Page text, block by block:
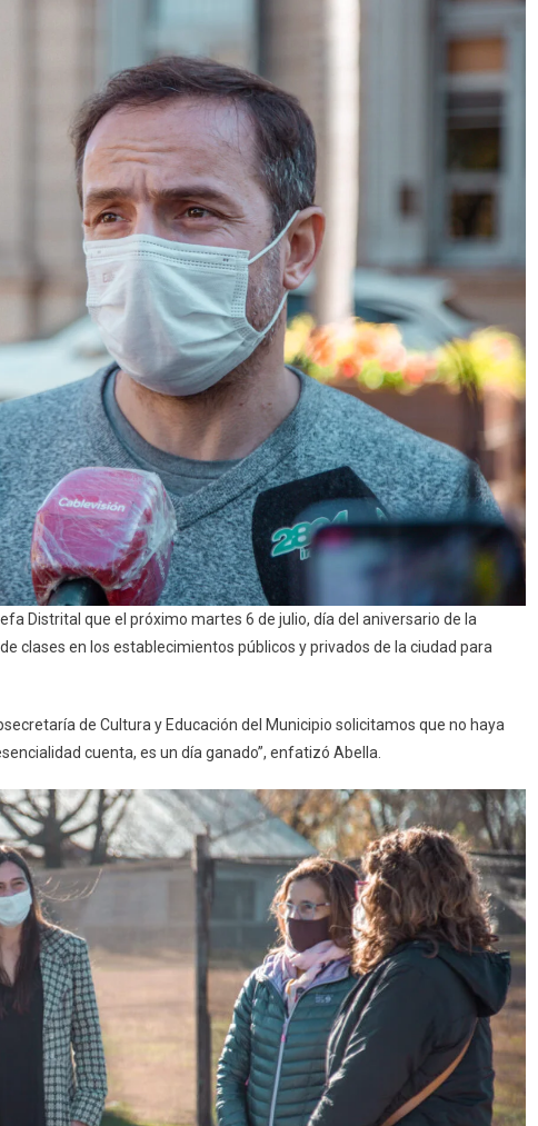
Normalmente
Distrital que el próximo martes 6 de julio, día del aniversario de la
clases en los establecimientos públicos y privados de la ciudad para
de Cultura y Educación del Municipio solicitamos que no haya
cuenta, es un día ganado”, enfatizó Abella.